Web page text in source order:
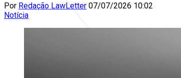
Por Redação LawLetter 07/07/2026 10:02
Notícia